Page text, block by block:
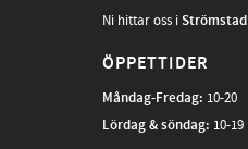
Ni hittar oss iStrömstad
ÖPPETTIDER
Måndag-Fredag: 10-20
Lördag & söndag: 10-19